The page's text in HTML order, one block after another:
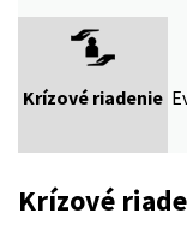
Krízové riadenie
Krízové